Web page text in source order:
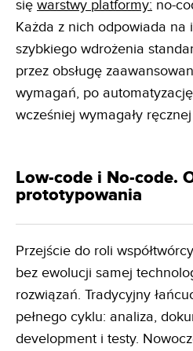
się warstwy platformy: no-
Każda z nich odpowiada na
szybkiego wdrożenia
przez obsługę
wymagań, po
wcześniej wymagały
Low-code i No-code.
prototypowania
Przejście do roli
bez ewolucji samej
rozwiązań. Tradycyjny
pełnego cyklu: analiza,
development i testy.